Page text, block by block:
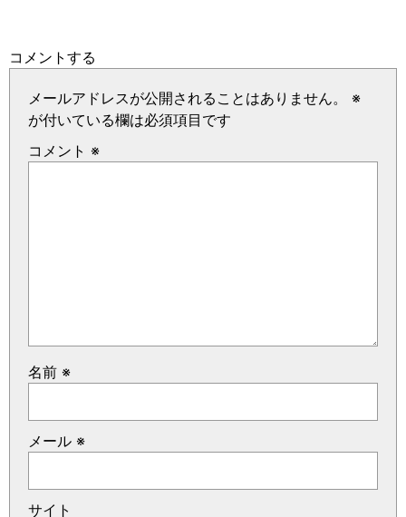
コメントする
メールアドレスが公開されることはありません。
※
が付いている欄は必須項目です
コメント ※
名前 ※
メール ※
サイト